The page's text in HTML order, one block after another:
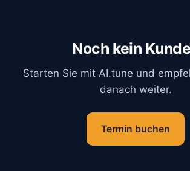
Noch kein
Starten Sie mit AI.tune und
danach weiter.
Termin buchen